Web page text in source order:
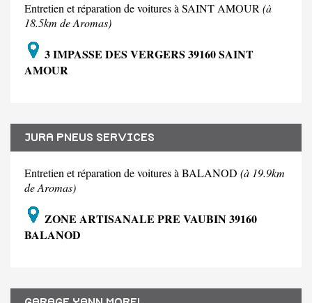
Entretien et réparation de voitures à SAINT AMOUR(à
18.5km de Aromas)
3 IMPASSE DES VERGERS 39160 SAINT
AMOUR
JURA PNEUS SERVICES
Entretien et réparation de voitures à BALANOD (à 19.9km
de Aromas)
ZONE ARTISANALE PRE VAUBIN 39160
BALANOD